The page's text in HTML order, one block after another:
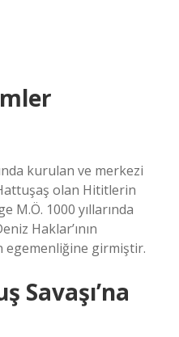
kurulan ve merkezi
olan Hititlerin
M.Ö. 1000 yıllarında
Haklar’ının
egemenliğine girmiştir.
Savaşı’na